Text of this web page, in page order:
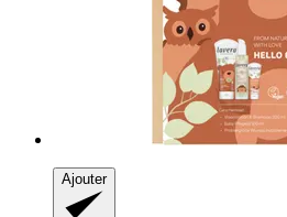
Ajouter